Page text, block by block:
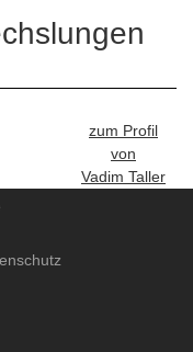
zum Profil
von
Vadim Taller